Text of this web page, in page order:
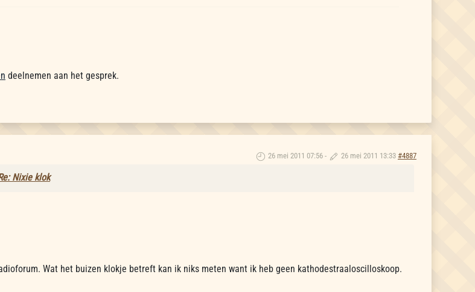
deelnemen aan het gesprek.
26 mei 2011 07:56 - 26 mei 2011 13:33 #4887
Nixie klok
Wat het buizen klokje betreft kan ik niks meten want ik heb geen kathodestraaloscilloskoop.